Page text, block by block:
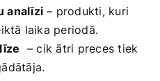
analīzi – produkti, kuri
laika periodā.
⁣ – cik ātri preces tiek